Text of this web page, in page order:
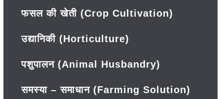
फसल की खेती (Crop Cultivation)
उद्यानिकी (Horticulture)
पशुपालन (Animal Husbandry)
समस्या – समाधान (Farming Solution)